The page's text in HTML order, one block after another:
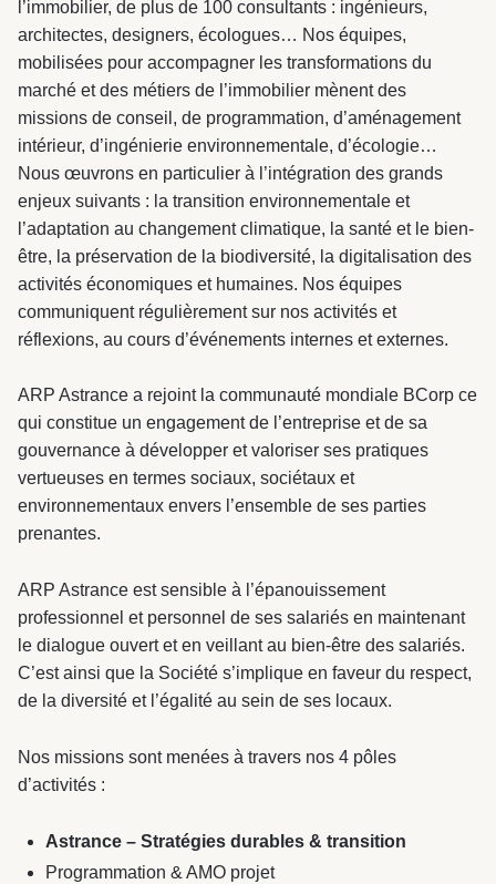
& Transition
Astrance –
Stratégies Durables
& Transition
Gondwana –
Biodiversité & Génie
Biodiversité & Génie écologique
Médico-social &
Résidences services
Ministère &
Institutions
Quartier
R&D Santé
l’immobilier, de plus de 100 consultants : ingénieurs,
architectes, designers, écologues… Nos équipes,
mobilisées pour accompagner les transformations du
marché et des métiers de l’immobilier mènent des
missions de conseil, de programmation, d’aménagement
intérieur, d’ingénierie environnementale, d’écologie…
Nous œuvrons en particulier à l’intégration des grands
enjeux suivants : la transition environnementale et
l’adaptation au changement climatique, la santé et le bien-
être, la préservation de la biodiversité, la digitalisation des
activités économiques et humaines. Nos équipes
communiquent régulièrement sur nos activités et
réflexions, au cours d’événements internes et externes.
ARP Astrance a rejoint la communauté mondiale BCorp ce
qui constitue un engagement de l’entreprise et de sa
gouvernance à développer et valoriser ses pratiques
vertueuses en termes sociaux, sociétaux et
environnementaux envers l’ensemble de ses parties
prenantes.
ARP Astrance est sensible à l’épanouissement
professionnel et personnel de ses salariés en maintenant
le dialogue ouvert et en veillant au bien-être des salariés.
C’est ainsi que la Société s’implique en faveur du respect,
de la diversité et l’égalité au sein de ses locaux.
Nos missions sont menées à travers nos 4 pôles
d’activités :
Astrance – Stratégies durables & transition
Programmation & AMO projet